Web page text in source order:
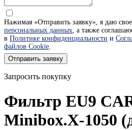
Нажимая «Отправить заявку», я даю свое
персональных данных , а также
в Политике конфиденциальности и
файлов Cookie
Отправить заявку
Запросить покупку
Фильтр EU9
Minibox.X-1050